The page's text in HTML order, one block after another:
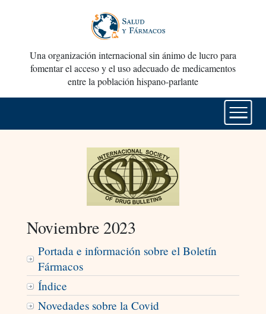
Una organización internacional sin ánimo de lucro para
fomentar el acceso y el uso adecuado de medicamentos
entre la población hispano-parlante
Noviembre 2023
Portada e información sobre el Boletín
Fármacos
Índice
Novedades sobre la Covid